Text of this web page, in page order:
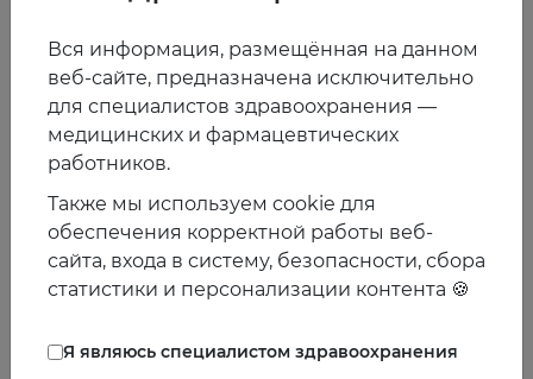
5 марта (чт), 12:00 «Синдром дефицита внимания
и гиперактивности у детей как медико-социальн
ая проблема»
Хачатрян Лусине Грачиковна, д.м.н., проф.
5 марта (чт), 17:00 «Ужель та самая Татьяна?» Дисл
ексия как мультидефицитарное расстройство»
Вся информация, размещённая на данном
веб-сайте, предназначена исключительно
для специалистов здравоохранения —
медицинских и фармацевтических
работников.
Также мы используем cookie для
обеспечения корректной работы веб-
сайта, входа в систему, безопасности, сбора
статистики и персонализации контента 🍪
Я являюсь специалистом здравоохранения